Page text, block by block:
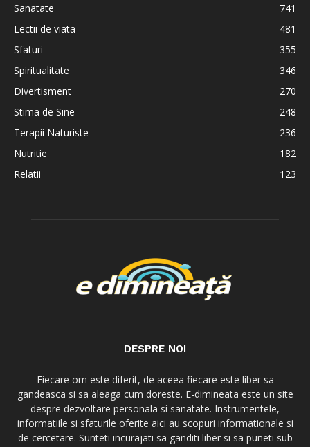
Sanatate
741
Lectii de viata
481
Sfaturi
355
Spiritualitate
346
Divertisment
270
Stima de Sine
248
Terapii Naturiste
236
Nutritie
182
Relatii
123
DESPRE NOI
Fiecare om este diferit, de aceea fiecare este liber sa
gandeasca si sa aleaga cum doreste. E-dimineata este un site
despre dezvoltare personala si sanatate. Instrumentele,
informatiile si sfaturile oferite aici au scopuri informationale si
de cercetare. Sunteti incurajati sa ganditi liber si sa puneti sub